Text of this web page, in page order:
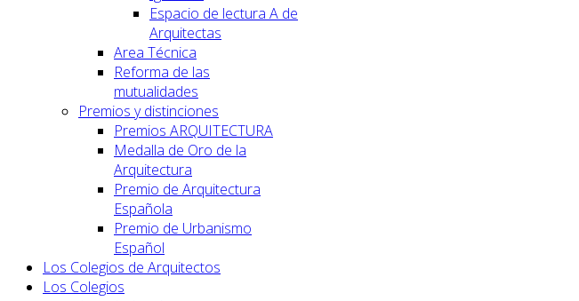
Espacio de lectura A de
Arquitectas
Area Técnica
Reforma de las
mutualidades
Premios y distinciones
Premios ARQUITECTURA
Medalla de Oro de la
Arquitectura
Premio de Arquitectura
Española
Premio de Urbanismo
Español
Los Colegios de Arquitectos
Los Colegios